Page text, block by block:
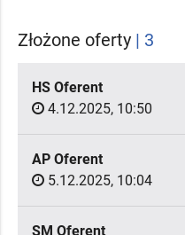
Złożone oferty | 3
HS Oferent
4.12.2025, 10:50
AP Oferent
5.12.2025, 10:04
SM Oferent